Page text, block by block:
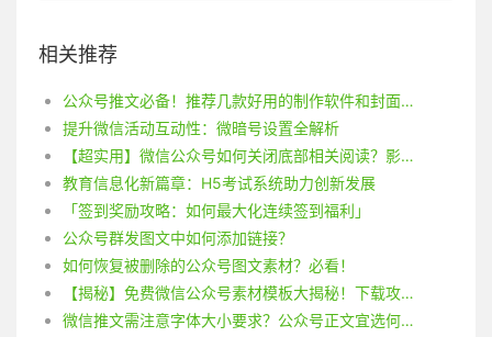
相关推荐
公众号推文必备！推荐几款好用的制作软件和封面图制作技巧
提升微信活动互动性：微暗号设置全解析
【超实用】微信公众号如何关闭底部相关阅读？影响有哪些？
教育信息化新篇章：H5考试系统助力创新发展
「签到奖励攻略：如何最大化连续签到福利」
公众号群发图文中如何添加链接？
如何恢复被删除的公众号图文素材？必看！
【揭秘】免费微信公众号素材模板大揭秘！下载攻略一网打尽！
微信推文需注意字体大小要求？公众号正文宜选何种字体尺寸？